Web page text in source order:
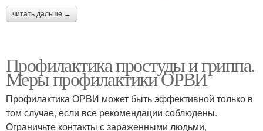
читать дальше →
Профилактика простуды и гриппа.
Меры профилактики ОРВИ
Профилактика ОРВИ может быть эффективной только в
том случае, если все рекомендации соблюдены.
Ограничьте контакты с зараженными людьми,